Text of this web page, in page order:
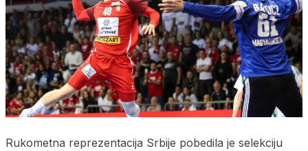
Rukometna reprezentacija Srbije pobedila je selekciju